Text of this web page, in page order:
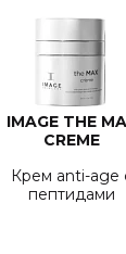
IMAGE THE
CREME
Крем anti-age
пептидами